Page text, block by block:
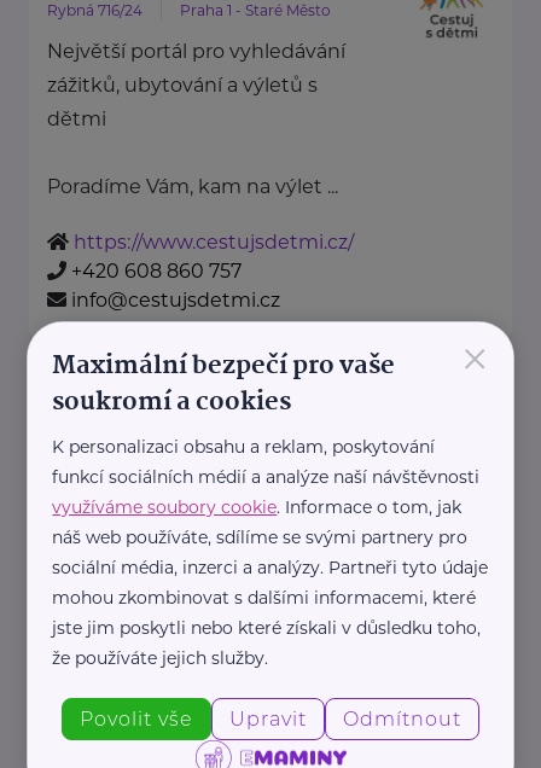
Rybná 716/24 Praha 1 - Staré Město
Největší portál pro vyhledávání
zážitků, ubytování a výletů s
dětmi
Poradíme Vám, kam na výlet ...
https://www.cestujsdetmi.cz/
+420 608 860 757
info@cestujsdetmi.cz
Český zahrádkářský svaz, z.s.
Redakce webu iZahrádkář.cz
e-mail: tomasek@zahradkari.cz
Redakce časopisu
Rokycanova 15, 130 00 Praha 3e-
mail: redakce@zahradkari.cz
tel.: 222 781 773
fax: ...
https://www.zahradkari.cz/
+420 222 782 710
×
Maximální bezpečí pro vaše
soukromí a cookies
K personalizaci obsahu a reklam, poskytování
funkcí sociálních médií a analýze naší návštěvnosti
využíváme soubory cookie. Informace o tom, jak
náš web používáte, sdílíme se svými partnery pro
sociální média, inzerci a analýzy. Partneři tyto údaje
mohou zkombinovat s dalšími informacemi, které
jste jim poskytli nebo které získali v důsledku toho,
že používáte jejich služby.
Povolit vše Upravit Odmítnout